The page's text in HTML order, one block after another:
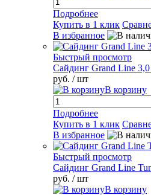
Подробнее
Купить в 1 клик
В избранное
Быстрый просмотр
Сайдинг Grand Line
руб. / шт
В корзину
Подробнее
Купить в 1 клик
В избранное
Быстрый просмотр
Сайдинг Grand Line
руб. / шт
В корзину